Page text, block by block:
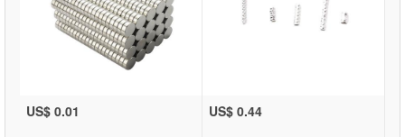
US$ 0.01 US$ 0.44